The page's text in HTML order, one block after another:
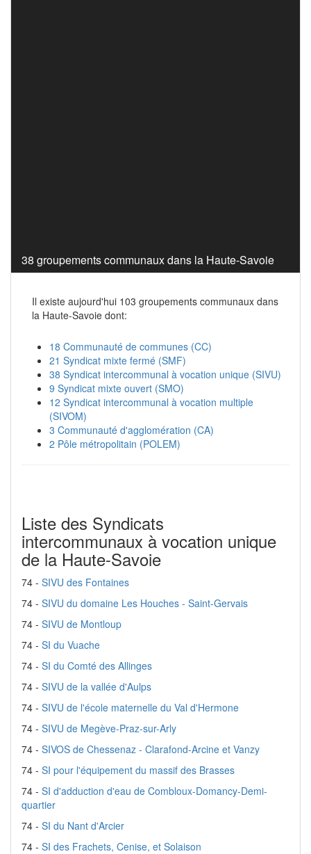
38 groupements communaux dans la Haute-Savoie
Il existe aujourd'hui 103 groupements communaux dans
la Haute-Savoie dont:
18 Communauté de communes (CC)
21 Syndicat mixte fermé (SMF)
38 Syndicat intercommunal à vocation unique (SIVU)
9 Syndicat mixte ouvert (SMO)
12 Syndicat intercommunal à vocation multiple
(SIVOM)
3 Communauté d'agglomération (CA)
2 Pôle métropolitain (POLEM)
Liste des Syndicats
intercommunaux à vocation unique
de la Haute-Savoie
74 - SIVU des Fontaines
74 - SIVU du domaine Les Houches - Saint-Gervais
74 - SIVU de Montloup
74 - SI du Vuache
74 - SI du Comté des Allinges
74 - SIVU de la vallée d'Aulps
74 - SIVU de l'école maternelle du Val d'Hermone
74 - SIVU de Megève-Praz-sur-Arly
74 - SIVOS de Chessenaz - Clarafond-Arcine et Vanzy
74 - SI pour l'équipement du massif des Brasses
74 - SI d'adduction d'eau de Combloux-Domancy-Demi-
quartier
74 - SI du Nant d'Arcier
74 - SI des Frachets, Cenise, et Solaison